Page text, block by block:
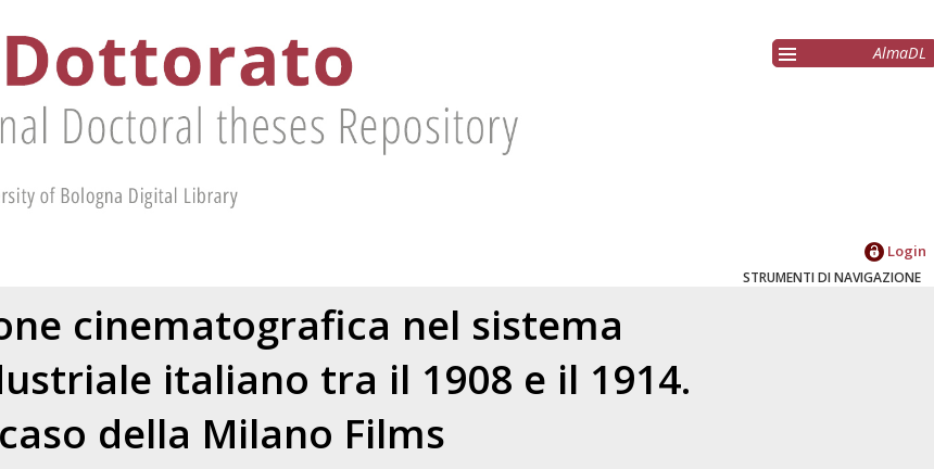
AlmaDL
Login
STRUMENTI DI NAVIGAZIONE
cinematografica nel sistema
italiano tra il 1908 e il 1914.
della Milano Films